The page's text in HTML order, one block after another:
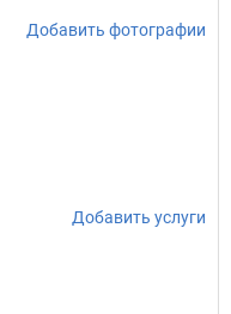
Добавить фотографии
Добавить услуги